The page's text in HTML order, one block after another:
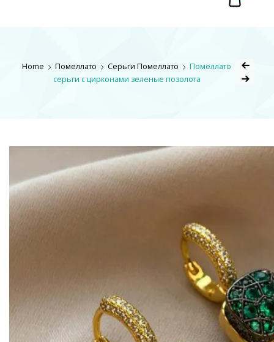
Home Помеллато Серьги Помеллато
Помеллато
серьги с цирконами зеленые позолота